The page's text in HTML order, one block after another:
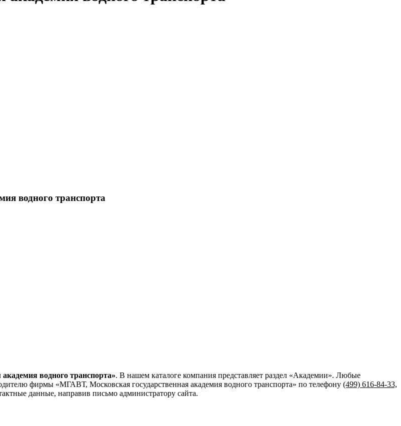
водного транспорта
водного транспорта». В нашем каталоге компания представляет раздел «Академии». Любые
фирмы «МГАВТ, Московская государственная академия водного транспорта» по телефону (499) 616-84-33,
данные, направив письмо администратору сайта.